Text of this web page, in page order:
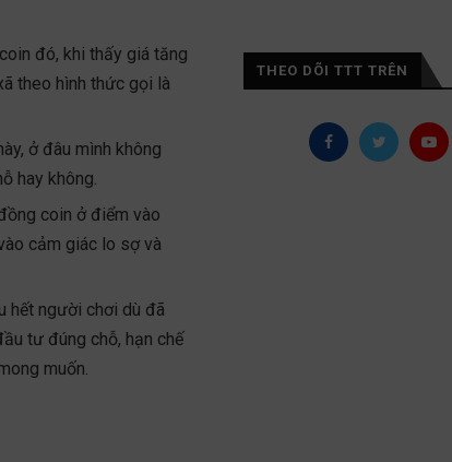
đó, khi thấy giá tăng
theo hình thức gọi là
ở đâu mình không
hay không.
coin ở điểm vào
cảm giác lo sợ và
hết người chơi dù đã
tư đúng chỗ, hạn chế
muốn.
THEO DÕI TTT TRÊN